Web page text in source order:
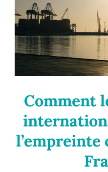
Comment
l’empreinte